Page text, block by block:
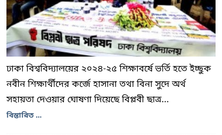
ঢাকা বিশ্ববিদ্যালয়ের ২০২৪-২৫ শিক্ষাবর্ষে ভর্তি হতে ইচ্ছুক
নবীন শিক্ষার্থীদের কর্জে হাসানা তথা বিনা সুদে অর্থ
সহায়তা দেওয়ার ঘোষণা দিয়েছে বিপ্লবী ছাত্র...
বিস্তারিত ...